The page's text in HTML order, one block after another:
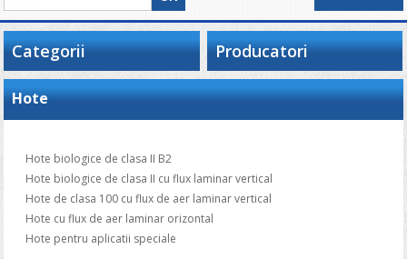
Categorii Producatori
Hote
Hote biologice de clasa II B2
Hote biologice de clasa II cu flux laminar vertical
Hote de clasa 100 cu flux de aer laminar vertical
Hote cu flux de aer laminar orizontal
Hote pentru aplicatii speciale